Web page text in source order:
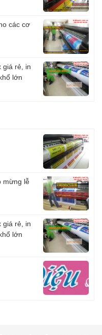
các cơ
giá rẻ, in
lớn
mừng lễ
giá rẻ, in
lớn